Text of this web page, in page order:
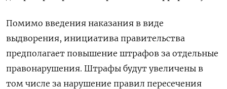
Помимо введения наказания в виде
выдворения, инициатива правительства
предполагает повышение штрафов за отдельные
правонарушения. Штрафы будут увеличены в
том числе за нарушение правил пересечения